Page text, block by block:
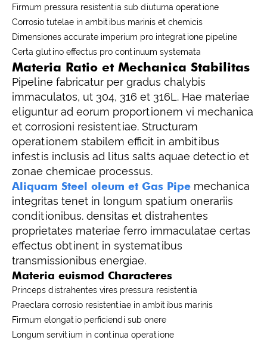
Firmum pressura resistentia sub diuturna operatione
Corrosio tutelae in ambitibus marinis et chemicis
Dimensiones accurate imperium pro integratione pipeline
Certa glutino effectus pro continuum systemata
Materia Ratio et Mechanica Stabilitas
Pipeline fabricatur per gradus chalybis
immaculatos, ut 304, 316 et 316L. Hae materiae
eliguntur ad eorum proportionem vi mechanica
et corrosioni resistentiae. Structuram
operationem stabilem efficit in ambitibus
infestis inclusis ad litus salts aquae detectio et
zonae chemicae processus.
Aliquam Steel oleum et Gas Pipe mechanica
integritas tenet in longum spatium onerariis
conditionibus. densitas et distrahentes
proprietates materiae ferro immaculatae certas
effectus obtinent in systematibus
transmissionibus energiae.
Materia euismod Characteres
Princeps distrahentes vires pressura resistentia
Praeclara corrosio resistentiae in ambitibus marinis
Firmum elongatio perficiendi sub onere
Longum servitium in continua operatione